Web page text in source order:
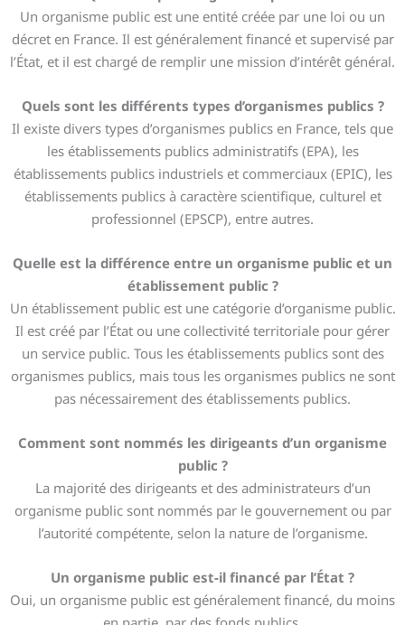
Un organisme public est une entité créée par une loi ou un
décret en France. Il est généralement financé et supervisé par
l’État, et il est chargé de remplir une mission d’intérêt général.
Quels sont les différents types d’organismes publics ?
Il existe divers types d’organismes publics en France, tels que
les établissements publics administratifs (EPA), les
établissements publics industriels et commerciaux (EPIC), les
établissements publics à caractère scientifique, culturel et
professionnel (EPSCP), entre autres.
Quelle est la différence entre un organisme public et un
établissement public ?
Un établissement public est une catégorie d’organisme public.
Il est créé par l’État ou une collectivité territoriale pour gérer
un service public. Tous les établissements publics sont des
organismes publics, mais tous les organismes publics ne sont
pas nécessairement des établissements publics.
Comment sont nommés les dirigeants d’un organisme
public ?
La majorité des dirigeants et des administrateurs d’un
organisme public sont nommés par le gouvernement ou par
l’autorité compétente, selon la nature de l’organisme.
Un organisme public est-il financé par l’État ?
Oui, un organisme public est généralement financé, du moins